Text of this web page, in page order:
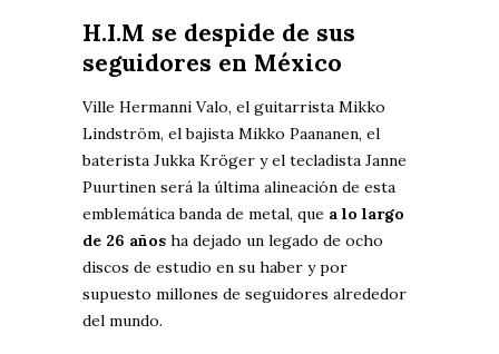
H.I.M se despide de sus
seguidores en México
Ville Hermanni Valo, el guitarrista Mikko
Lindström, el bajista Mikko Paananen, el
baterista Jukka Kröger y el tecladista Janne
Puurtinen será la última alineación de esta
emblemática banda de metal, que a lo largo
de 26 años ha dejado un legado de ocho
discos de estudio en su haber y por
supuesto millones de seguidores alrededor
del mundo.